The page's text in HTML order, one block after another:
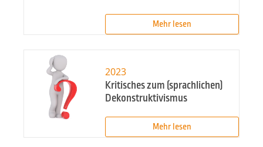
Mehr lesen
2023
Kritisches zum (sprachlichen)
Dekonstruktivismus
Mehr lesen